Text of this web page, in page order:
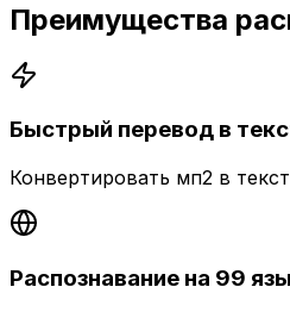
Преимущества
Быстрый перевод в
Конвертировать мп2 в
Распознавание на 99